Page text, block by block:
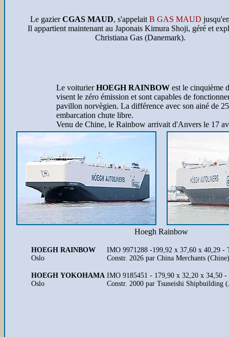
Le gazierCGAS MAUD, s'appelait B GAS MAUD
Il appartient maintenant au Japonais Kimura Shoji, géré et
Christiana Gas (Danemark).
Le voiturierHOEGH RAINBOW est le cinquième
visent le zéro émission et sont capables de
pavillon norvègien. La différence avec son ainé de
embarcation chute libre.
Venu de Chine, le Rainbow arrivait d'Anvers le 17
Hoegh Rainbow
HOEGH RAINBOW
Oslo
IMO 9971288 -199,92 x 37,60 x 40,29
Constr. 2026 par China Merchants
HOEGH YOKOHAMA
Oslo
IMO 9185451 - 179,90 x 32,20 x 34,50
Constr. 2000 par Tsuneishi Shipbuilding